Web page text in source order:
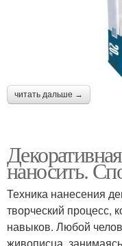
читать дальше →
наносить.
Техника нанесения
творческий процесс,
навыков. Любой